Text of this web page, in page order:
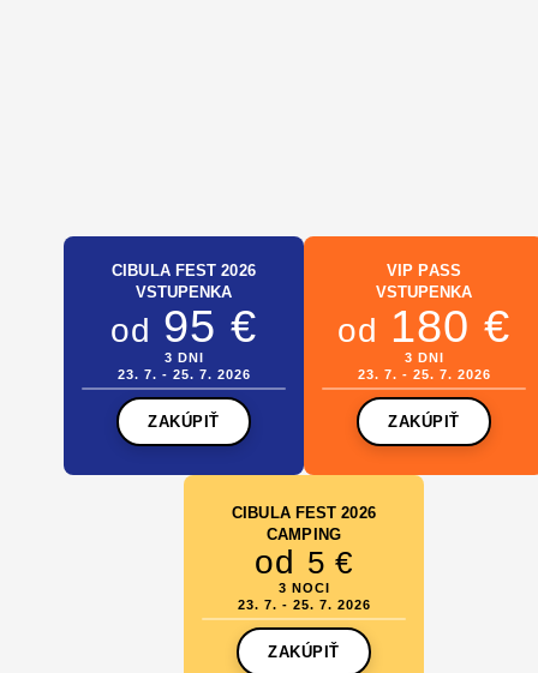
CIBULA FEST 2026
VSTUPENKA
od 95 €
3 DNI
23. 7. - 25. 7. 2026
ZAKÚPIŤ
VIP PASS
VSTUPENKA
od 180 €
3 DNI
23. 7. - 25. 7. 2026
ZAKÚPIŤ
CIBULA FEST 2026
CAMPING
od 5 €
3 NOCI
23. 7. - 25. 7. 2026
ZAKÚPIŤ